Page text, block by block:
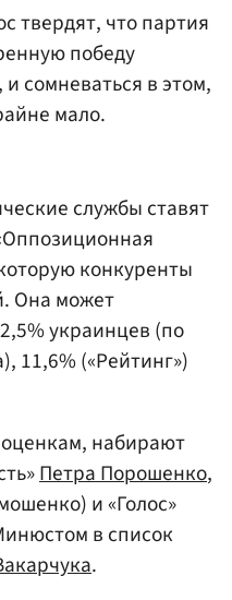
твердят, что партия
победу
сомневаться в этом,
мало.
службы ставят
конкуренты
Она может
украинцев (по
11,6% («Рейтинг»)
набирают
Петра Порошенко,
и «Голос»
в список
.